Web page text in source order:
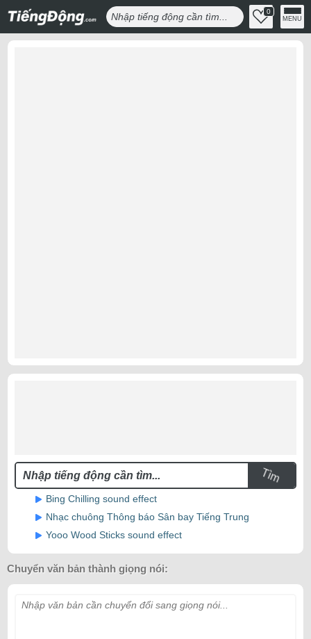
0
MENU
Tìm
Bing Chilling sound effect
Nhạc chuông Thông báo Sân bay Tiếng Trung
Yooo Wood Sticks sound effect
Chuyển văn bản thành giọng nói:
Nhập văn bản cần chuyển đổi sang giọng nói...